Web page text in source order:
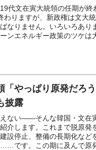
代文在寅大統領の任期が終
わりますが、新政権は文大
なりません。いろいろあり
ンエネルギー政策のツケは
「やっぱり原発だろ
披露
ない――そんな韓国・文在
介します。これまで脱原発
設停止、整備の長期化など
です。この期に及んで原